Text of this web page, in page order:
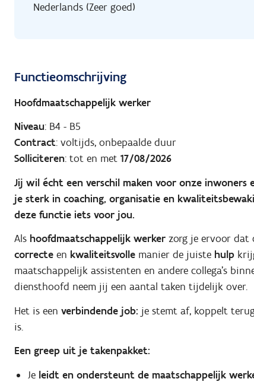
Nederlands (Zeer goed)
Functieomschrijving
Hoofdmaatschappelijk werker
Niveau: B4 - B5
Contract: voltijds, onbepaalde duur
Solliciteren: tot en met 17/08/2026
Jij wil écht een verschil maken voor onze
je sterk in coaching, organisatie en
deze functie iets voor jou.
Als hoofdmaatschappelijk werker zorg je ervoor dat
correcte en kwaliteitsvolle manier de juiste hulp
maatschappelijk assistenten en andere collega’s
diensthoofd neem jij een aantal taken tijdelijk over.
Het is een verbindende job: je stemt af, koppelt
is.
Een greep uit je takenpakket:
Je leidt en ondersteunt de maatschappelijk